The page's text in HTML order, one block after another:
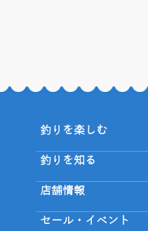
釣りを楽しむ
釣りを知る
店舗情報
セール・イベント